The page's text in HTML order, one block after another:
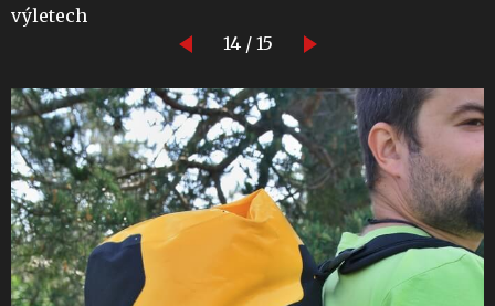
výletech
14 / 15